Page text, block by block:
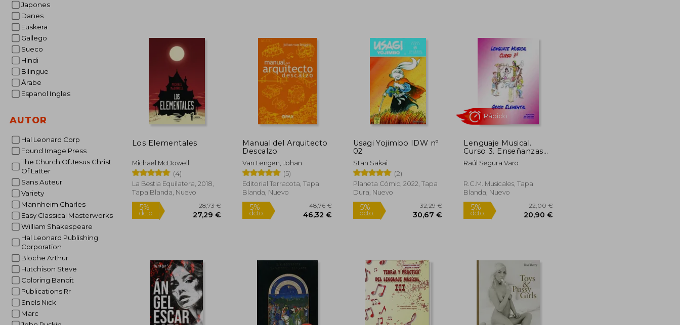
Japones
Danes
Euskera
Gallego
Sueco
Hindi
Bilingue
Árabe
Espanol Ingles
AUTOR
Hal Leonard Corp
Found Image Press
The Church Of Jesus Christ
Of Latter
Sans Auteur
Variety
Mannheim Charles
Easy Classical Masterworks
William Shakespeare
Hal Leonard Publishing
Corporation
Bloche Arthur
Hutchison Steve
Coloring Bandit
Publications Rr
Snels Nick
Marc
dcto.
5%
dcto.
5%
dcto.
43,29 € 5%
Los Elementales
Michael McDowell
(4)
La Bestia Equilatera, 2018,
Tapa Blanda, Nuevo
5%
dcto.
Manual del Arquitecto
Descalzo
Van Lengen, Johan
(5)
Editorial Terracota, Tapa
Blanda, Nuevo
5%
dcto.
48,76 €
46,32 €
Usagi Yojimbo IDW nº
02
Stan Sakai
(2)
Planeta Cómic, 2022, Tapa
Dura, Nuevo
5%
dcto.
Lenguaje Musical.
Curso 3. Enseñanzas
Elementales
Raúl Segura Varo
R.C.M. Musicales, Tapa
Blanda, Nuevo
5%